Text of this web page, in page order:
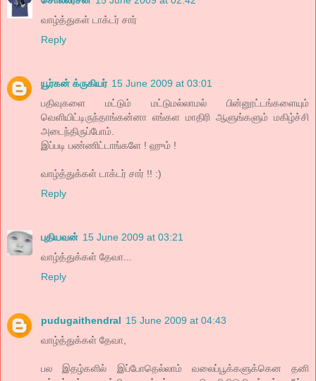
வாழ்த்துகள் டாக்டர் சார்
Reply
யூர்கன் க்ருகியர் 15 June 2009 at 03:01
பதிவுகளை மட்டும் மட்டுமல்லாமல் பின்னூட்டங்களையும்
வெளியிட்டிருந்தாங்கன்னா எங்கள மாதிரி ஆளுங்களும் மகிழ்ச்சி
அடைந்திருப்போம்.
இப்படி பண்ணிட்டாங்களே ! ஹும் !
வாழ்த்துக்கள் டாக்டர் சார் !! :)
Reply
புதியவன் 15 June 2009 at 03:21
வாழ்த்துக்கள் தேவா...
Reply
pudugaithendral 15 June 2009 at 04:43
வாழ்த்துக்கள் தேவா,
பல இதழ்களில் இப்போதெல்லாம் வலைப்பூக்களுக்கென தனி